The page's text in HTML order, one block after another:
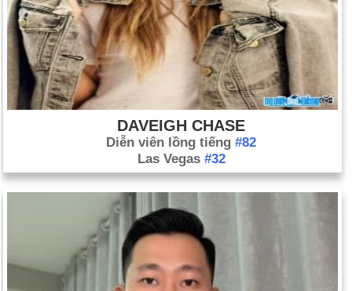
DAVEIGH CHASE
Diễn viên lồng tiếng #82
Las Vegas #32